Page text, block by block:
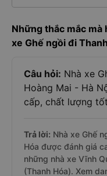
Những thắc mắc mà
xe Ghế ngồi đi
Câu hỏi: Nhà xe
Hoàng Mai - Hà
cấp, chất lượng
Trả lời: Nhà xe Ghế
Hóa được đánh giá
những nhà xe Vĩnh
(Thanh Hóa). Xem